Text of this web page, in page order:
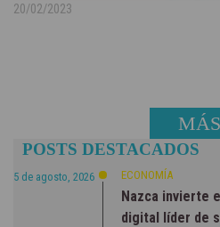
20/02/2023
MÁS
POSTS DESTACADOS
5 de agosto, 2026 ECONOMÍA
Nazca invierte
digital líder de